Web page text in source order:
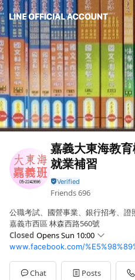
嘉義大東海教
就業補習
Friends696
公職考試、國營事業、銀行招考、證
嘉義市西區 林森西路560號
Closed Opens Sun 10:00
Sun10:00 - 18:00
Mon10:00 - 21:00,00:00 - 00:00
Tue10:00 - 21:00
Chat Posts